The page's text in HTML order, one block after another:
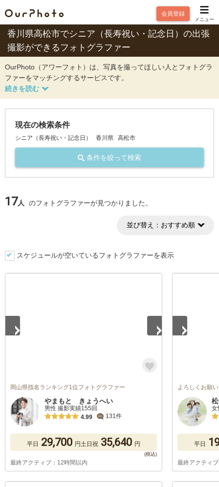
会員登録
メニュー
香川県高松市でシニア（長寿祝い・記念日）の出張
撮影ができるフォトグラファー
OurPhoto（アワーフォト）は、写真を撮ってほしい人とフォトグラ
ファーをマッチングするサービスです。
現在の検索条件
シニア（長寿祝い・記念日） 香川県 高松市
条件を絞って検索
17人 のフォトグラファーが見つかりました。
並び替え： おすすめ順
スケジュールが空いているフォトグラファーを表示
岡山県指名ランキング1位フォトグラファー
やまもと きょうへい
男性 撮影実績155回
4.99
131件
平日 29,700 円土日祝 35,640 円
最終アクティブ：12時間以内
よろしくお願
女
平日
最終アクティ